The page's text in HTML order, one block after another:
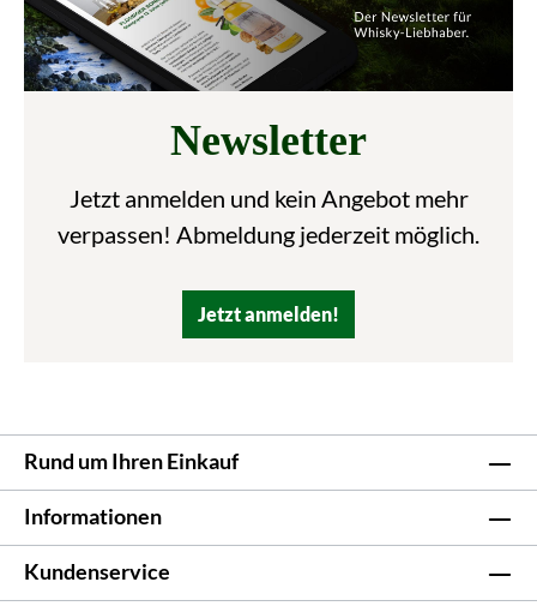
Newsletter
Jetzt anmelden und kein Angebot mehr
verpassen! Abmeldung jederzeit möglich.
Jetzt anmelden!
Rund um Ihren Einkauf
Informationen
Kundenservice